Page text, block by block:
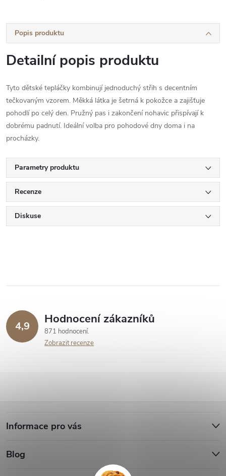
Popis produktu
Detailní popis produktu
Tyto dětské tepláčky kombinují jednoduchý střih s decentním
tečkovaným vzorem. Měkká látka je šetrná k pokožce a zajišťuje
pohodlí po celý den. Pružný pas i zakončení nohavic přispívají k
dobrému padnutí. Ideální volba pro pohodové dny doma i na
procházky.
Parametry produktu
Recenze
Diskuse
4,9 Hodnocení zákazníků
871 hodnocení
Zobrazit recenze
á
p
Informace pro vás
Blog